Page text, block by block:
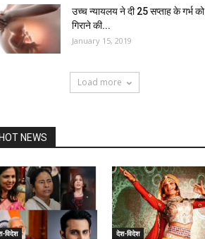
उच्च न्यायलय ने दी 25 सप्ताह के गर्भ को
गिराने की...
January 15, 2019
Load more
HOT NEWS
विदेश देश-विदेश